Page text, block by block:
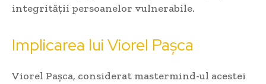
integrității persoanelor vulnerabile.
Implicarea lui Viorel Pașca
Viorel Pașca, considerat mastermind-ul acestei